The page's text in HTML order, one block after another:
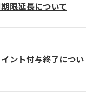
限延長について
ント付与終了につい